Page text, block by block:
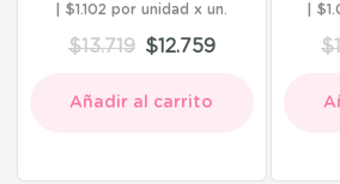
$1.102 por unidad
$13.719 $12.759
Añadir al carrito
$